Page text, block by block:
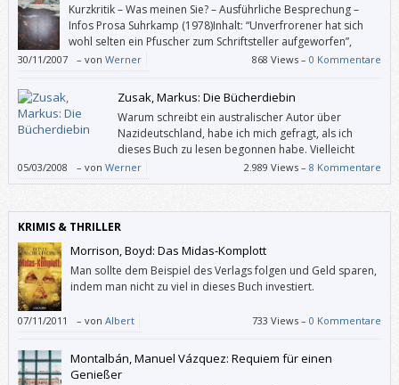
Kurzkritik – Was meinen Sie? – Ausführliche Besprechung –
Infos Prosa Suhrkamp (1978)Inhalt: “Unverfrorener hat sich
wohl selten ein Pfuscher zum Schriftsteller aufgeworfen”,
meinte ein Herr Reinhold Grimm, während ein Herr Reinhard
Baumgart schrieb, “hier versucht jemand das Schlichteste und letztlich
Unmögliche: sich selbst, seine Erfahrungen unmittelbar zu Papier zu
bringen, ohne den Umweg über […]
30/11/2007 – von Werner 868 Views –0 Kommentare
Zusak, Markus: Die Bücherdiebin
Warum schreibt ein australischer Autor über
Nazideutschland, habe ich mich gefragt, als ich
dieses Buch zu lesen begonnen habe. Vielleicht
sollte man also wissen, dass Markus Zusaks Mutter
aus Deutschland und sein Vater aus Österreich stammen und dass ihm
Judenverfolgung im Zweiten Weltkrieg erzählt haben.
05/03/2008 – von Werner 2.989 Views –8 Kommentare
KRIMIS & THRILLER
Morrison, Boyd: Das Midas-Komplott
Man sollte dem Beispiel des Verlags folgen und Geld sparen,
indem man nicht zu viel in dieses Buch investiert.
07/11/2011 – von Albert 733 Views –0 Kommentare
Montalbán, Manuel Vázquez: Requiem für einen
Genießer